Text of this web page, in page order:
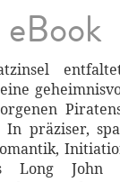
präziser,
Long John